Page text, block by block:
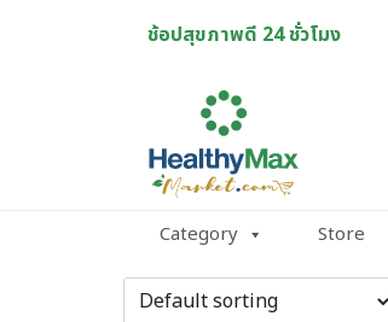
ช้อปสุขภาพดี 24 ชั่วโมง
Category Store